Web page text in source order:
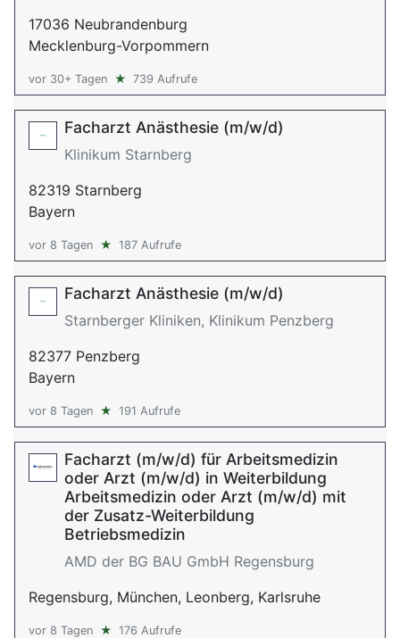
17036 Neubrandenburg
Mecklenburg-Vorpommern
vor 30+ Tagen ★ 739 Aufrufe
Facharzt Anästhesie (m/w/d)
Klinikum Starnberg
82319 Starnberg
Bayern
vor 8 Tagen ★ 187 Aufrufe
Facharzt Anästhesie (m/w/d)
Starnberger Kliniken, Klinikum Penzberg
82377 Penzberg
Bayern
vor 8 Tagen ★ 191 Aufrufe
Facharzt (m/w/d) für Arbeitsmedizin
oder Arzt (m/w/d) in Weiterbildung
Arbeitsmedizin oder Arzt (m/w/d) mit
der Zusatz-Weiterbildung
Betriebsmedizin
AMD der BG BAU GmbH Regensburg
Regensburg, München, Leonberg, Karlsruhe
vor 8 Tagen ★ 176 Aufrufe